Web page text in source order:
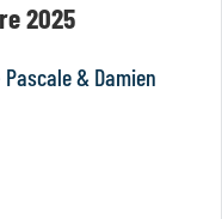
2025
& Damien